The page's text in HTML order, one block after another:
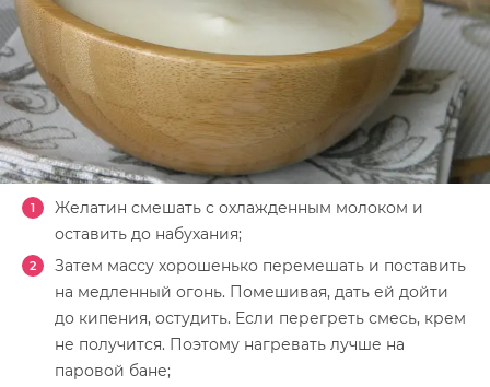
Желатин смешать с охлажденным молоком и
оставить до набухания;
Затем массу хорошенько перемешать и поставить
на медленный огонь. Помешивая, дать ей дойти
до кипения, остудить. Если перегреть смесь, крем
не получится. Поэтому нагревать лучше на
паровой бане;